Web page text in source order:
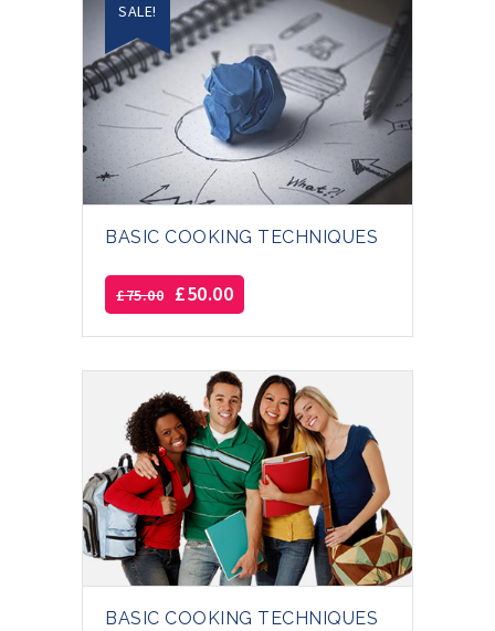
SALE!
BASIC COOKING TECHNIQUES
£75.00 £50.00
BASIC COOKING TECHNIQUES